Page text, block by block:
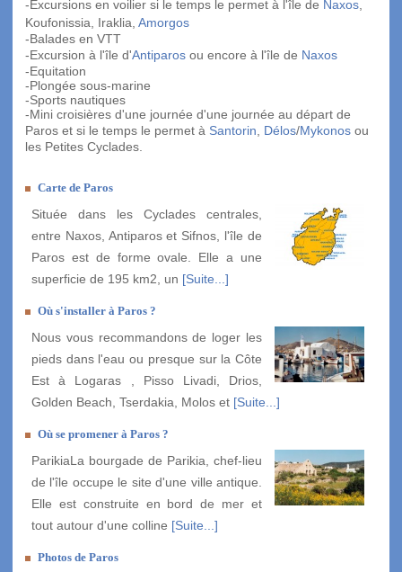
-Excursions en voilier si le temps le permet à l'île de Naxos
Koufonissia, Iraklia, Amorgos
-Balades en VTT
-Excursion à l'île d'Antiparos ou encore à l'île de Naxos
-Equitation
-Plongée sous-marine
-Sports nautiques
-Mini croisières d'une journée d'une journée au départ de
Paros et si le temps le permet à Santorin Délos/Mykonos ou
les Petites Cyclades.
Carte de Paros
Située dans les Cyclades centrales,
entre Naxos, Antiparos et Sifnos, l'île de
Paros est de forme ovale. Elle a une
superficie de 195 km2, un [Suite...]
Où s'installer à Paros ?
Nous vous recommandons de loger les
pieds dans l'eau ou presque sur la Côte
Est à Logaras , Pisso Livadi, Drios,
Golden Beach, Tserdakia, Molos et [Suite...]
Où se promener à Paros ?
ParikiaLa bourgade de Parikia, chef-lieu
de l'île occupe le site d'une ville antique.
Elle est construite en bord de mer et
tout autour d'une colline [Suite...]
Photos de Paros